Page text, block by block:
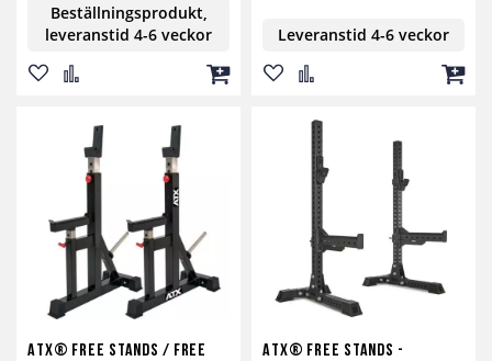
Beställningsprodukt,
leveranstid 4-6 veckor
Lägg
Lägg
önskelista
Lägg
jämför
Leveranstid 4-6 veckor
Lägg
Lägg
önskelista
Lägg
till
jämför
ATX® Free Stands / Free
ATX® Free Stands -